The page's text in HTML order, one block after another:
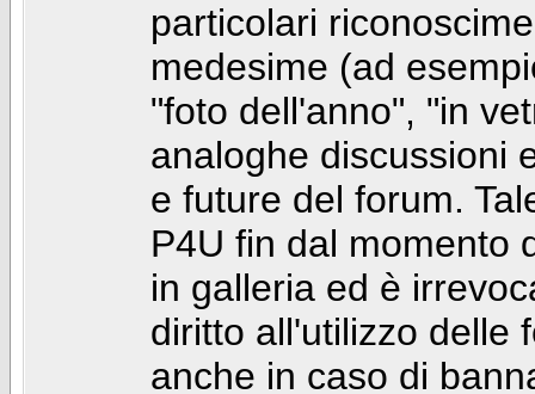
particolari
medesime (ad
"foto dell'anno", "in
analoghe discussioni
e future del forum.
P4U fin dal momento
in galleria ed è
diritto all'utilizzo delle
anche in caso di